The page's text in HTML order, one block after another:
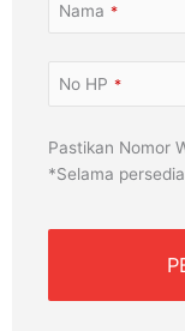
Nama *
No HP *
Pastikan Nomor
*Selama